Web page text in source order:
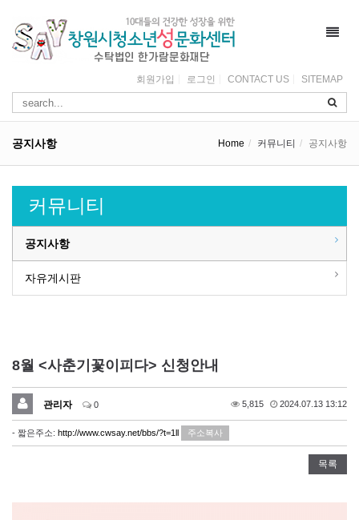
회원가입 로그인 CONTACT US SITEMAP
공지사항 Home 커뮤니티 공지사항
커뮤니티
공지사항
자유게시판
8월 <사춘기꽃이피다> 신청안내
관리자 0 5,815 2024.07.13 13:12
- 짧은주소: http://www.cwsay.net/bbs/?t=1ll 주소복사
목록